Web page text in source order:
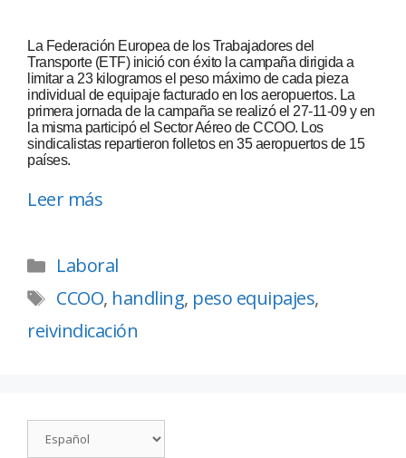
La Federación Europea de los Trabajadores del
Transporte (ETF) inició con éxito la campaña dirigida a
limitar a 23 kilogramos el peso máximo de cada pieza
individual de equipaje facturado en los aeropuertos. La
primera jornada de la campaña se realizó el 27-11-09 y en
la misma participó el Sector Aéreo de CCOO. Los
sindicalistas repartieron folletos en 35 aeropuertos de 15
países.
Leer más
Laboral
CCOO, handling, peso equipajes,
reivindicación